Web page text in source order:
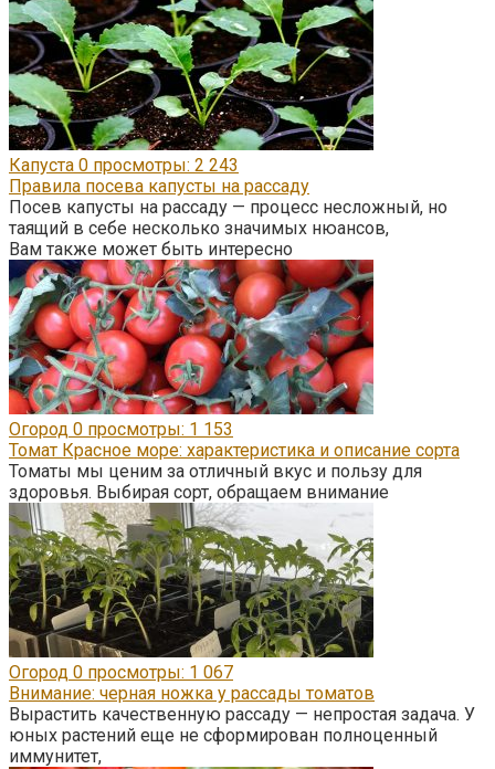
Капуста 0 просмотры: 2 243
Правила посева капусты на рассаду
Посев капусты на рассаду — процесс несложный, но
таящий в себе несколько значимых нюансов,
Вам также может быть интересно
Огород 0 просмотры: 1 153
Томат Красное море: характеристика и описание сорта
Томаты мы ценим за отличный вкус и пользу для
здоровья. Выбирая сорт, обращаем внимание
Огород 0 просмотры: 1 067
Внимание: черная ножка у рассады томатов
Вырастить качественную рассаду — непростая задача. У
юных растений еще не сформирован полноценный
иммунитет,